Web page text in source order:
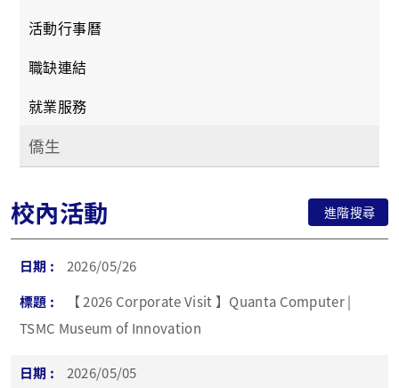
活動行事曆
職缺連結
就業服務
僑生
校內活動 進階搜尋
2026/05/26
【 2026 Corporate Visit 】Quanta Computer |
TSMC Museum of Innovation
2026/05/05